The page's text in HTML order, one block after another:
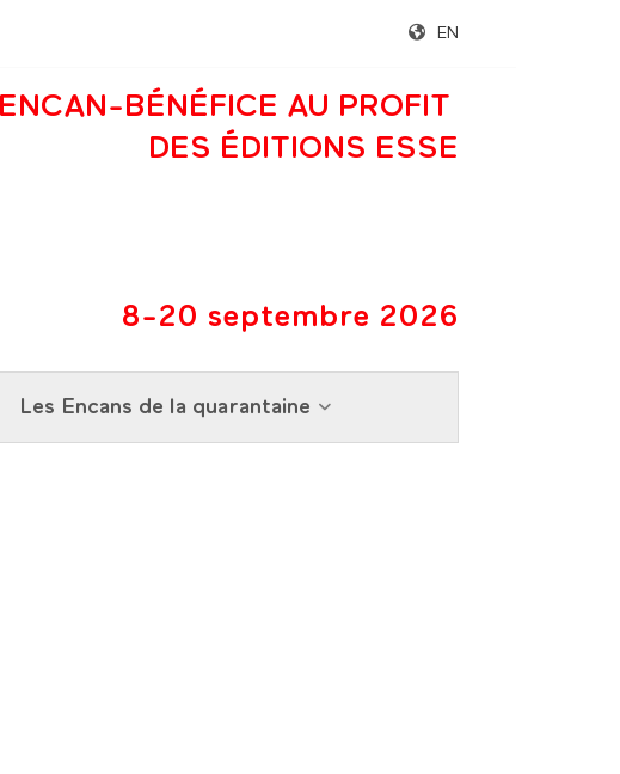
EN
ENCAN-BÉNÉFICE AU PROFIT
DES ÉDITIONS ESSE
8-20 septembre 2026
Les Encans de la quarantaine